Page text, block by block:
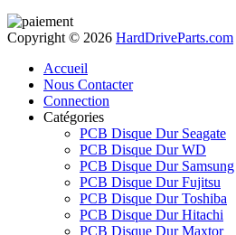
Copyright © 2026 HardDriveParts.com
Accueil
Nous Contacter
Connection
Catégories
PCB Disque Dur Seagate
PCB Disque Dur WD
PCB Disque Dur Samsung
PCB Disque Dur Fujitsu
PCB Disque Dur Toshiba
PCB Disque Dur Hitachi
PCB Disque Dur Maxtor